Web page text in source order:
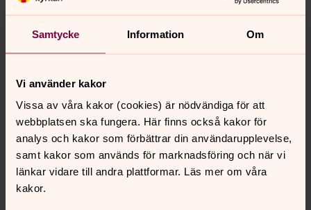
Samtycke Information Om
Vi använder kakor
Vissa av våra kakor (cookies) är nödvändiga för att
webbplatsen ska fungera. Här finns också kakor för
analys och kakor som förbättrar din användarupplevelse,
samt kakor som används för marknadsföring och när vi
länkar vidare till andra plattformar. Läs mer om våra
kakor.
Du kan också ge din gåva via formuläret. Då går den till
världen, och din gåva används där den behövs mest.